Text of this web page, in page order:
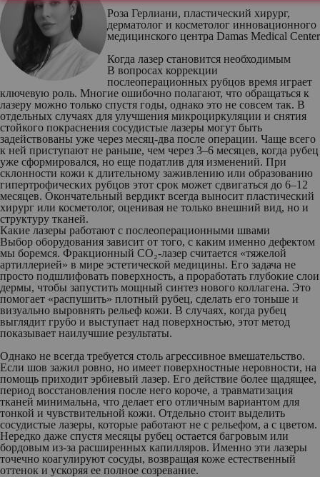
Роза Герлиани, пластический хирург,
дерматолог и косметолог инновационного
медицинского центра Damas Medical Center
Когда лазер становится необходимым
В вопросах коррекции
послеоперационных рубцов время играет
ключевую роль. Многие ошибочно полагают, что обращаться к
лазеру можно только спустя годы, однако это не совсем так. В
отдельных случаях для улучшения микроциркуляции и снятия
стойкого покраснения сосудистые лазеры могут быть
задействованы уже через месяц-два после операции. Чаще всего
к ней приступают не раньше, чем через 3–6 месяцев, когда рубец
уже сформировался, но еще податлив для изменений. При
склонности кожи к длительному заживлению или образованию
гипертрофических рубцов этот срок может сдвигаться до 6–12
месяцев. Окончательный вердикт всегда выносит пластический
хирург или косметолог, оценивая не только внешний вид, но и
структуру тканей.
Какие лазеры работают с послеоперационными швами
Выбор оборудования зависит от того, с каким именно дефектом
мы боремся. Фракционный CO₂-лазер считается «тяжелой
артиллерией» в мире эстетической медицины. Его задача не
просто подшлифовать поверхность, а проработать глубокие слои
дермы, чтобы запустить мощный синтез нового коллагена. Это
помогает «распушить» плотный рубец, сделать его тоньше и
визуально выровнять рельеф кожи. В случаях, когда рубец
выглядит грубо и выступает над поверхностью, этот метод
показывает наилучшие результаты.
Однако не всегда требуется столь агрессивное вмешательство.
Если шов зажил ровно, но имеет поверхностные неровности, на
помощь приходит эрбиевый лазер. Его действие более щадящее,
период восстановления после него короче, а травматизация
тканей минимальна, что делает его отличным вариантом для
тонкой и чувствительной кожи. Отдельно стоит выделить
сосудистые лазеры, которые работают не с рельефом, а с цветом.
Нередко даже спустя месяцы рубец остается багровым или
бордовым из-за расширенных капилляров. Именно эти лазеры
точечно коагулируют сосуды, возвращая коже естественный
оттенок и ускоряя ее полное созревание.